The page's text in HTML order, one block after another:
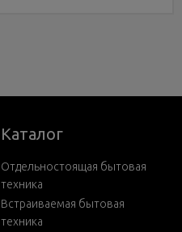
Каталог
Отдельностоящая бытовая
техника
Встраиваемая бытовая
техника